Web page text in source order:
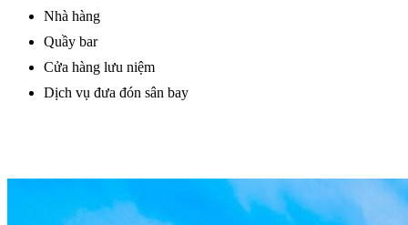
Nhà hàng
Quầy bar
Cửa hàng lưu niệm
Dịch vụ đưa đón sân bay